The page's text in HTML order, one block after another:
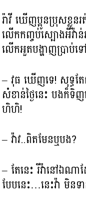
រ៉ាវី ឃើញប្អូនប្រុសខ្លួ
លើកកញ្ចប់ស្បោងអីវ៉ាន់
លើកអួតបង្ហាញប្រាប់ទ
– វុធ ឃើញទេ! សុទ្ធត
សំខាន់ថ្ងៃនេះ បងក៏ទិ
ហិហិ!
– វ៉ាវ..ពិតមែនឬបង?
– តែនេះ រីវ៉ានៅឯណ
បែបនេះ…នេះវ៉ា មិនទ